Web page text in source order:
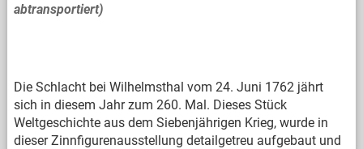
abtransportiert)
Die Schlacht bei Wilhelmsthal vom 24. Juni 1762 jährt
sich in diesem Jahr zum 260. Mal. Dieses Stück
Weltgeschichte aus dem Siebenjährigen Krieg, wurde in
dieser Zinnfigurenausstellung detailgetreu aufgebaut und